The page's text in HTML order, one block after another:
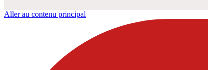
Aller au contenu principal